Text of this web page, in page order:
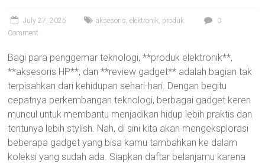
July 27, 2025 aksesoris,elektronik, produk
0
Comment
Bagi para penggemar teknologi, **produk elektronik**,
**aksesoris HP**, dan **review gadget** adalah bagian tak
terpisahkan dari kehidupan sehari-hari. Dengan begitu
cepatnya perkembangan teknologi, berbagai gadget keren
muncul untuk membantu menjadikan hidup lebih praktis dan
tentunya lebih stylish. Nah, di sini kita akan mengeksplorasi
beberapa gadget yang bisa kamu tambahkan ke dalam
koleksi yang sudah ada. Siapkan daftar belanjamu karena